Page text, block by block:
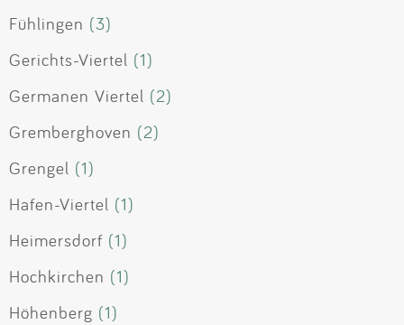
Fühlingen (3)
Gerichts-Viertel (1)
Germanen Viertel (2)
Gremberghoven (2)
Grengel (1)
Hafen-Viertel (1)
Heimersdorf (1)
Hochkirchen (1)
Höhenberg (1)